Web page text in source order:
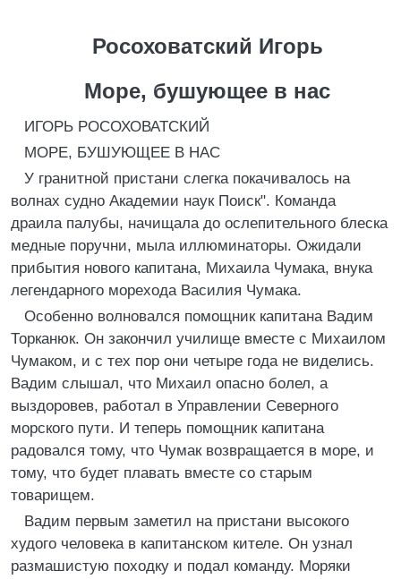
Росоховатский Игорь
Море, бушующее в нас
ИГОРЬ РОСОХОВАТСКИЙ
МОРЕ, БУШУЮЩЕЕ В НАС
У гранитной пристани слегка покачивалось на
волнах судно Академии наук Поиск". Команда
драила палубы, начищала до ослепительного блеска
медные поручни, мыла иллюминаторы. Ожидали
прибытия нового капитана, Михаила Чумака, внука
легендарного морехода Василия Чумака.
Особенно волновался помощник капитана Вадим
Торканюк. Он закончил училище вместе с Михаилом
Чумаком, и с тех пор они четыре года не виделись.
Вадим слышал, что Михаил опасно болел, а
выздоровев, работал в Управлении Северного
морского пути. И теперь помощник капитана
радовался тому, что Чумак возвращается в море, и
тому, что будет плавать вместе со старым
товарищем.
Вадим первым заметил на пристани высокого
худого человека в капитанском кителе. Он узнал
размашистую походку и подал команду. Моряки